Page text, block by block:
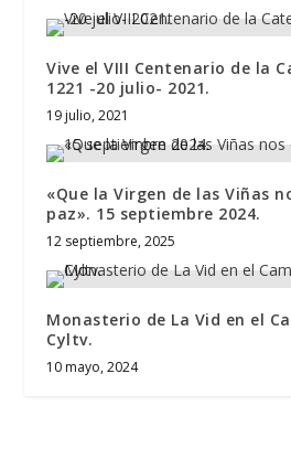
Vive el VIII Centenario de la
1221 -20 julio- 2021.
19 julio, 2021
«Que la Virgen de las Viñas
paz». 15 septiembre 2024.
12 septiembre, 2025
Monasterio de La Vid en el
Cyltv.
10 mayo, 2024